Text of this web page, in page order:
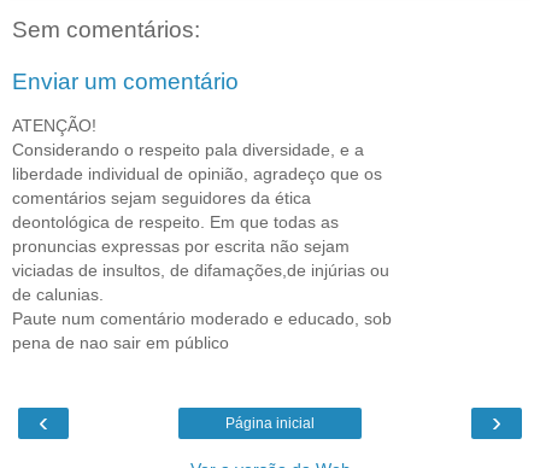
Sem comentários:
Enviar um comentário
ATENÇÃO!
Considerando o respeito pala diversidade, e a
liberdade individual de opinião, agradeço que os
comentários sejam seguidores da ética
deontológica de respeito. Em que todas as
pronuncias expressas por escrita não sejam
viciadas de insultos, de difamações,de injúrias ou
de calunias.
Paute num comentário moderado e educado, sob
pena de nao sair em público
‹ ›
Página inicial